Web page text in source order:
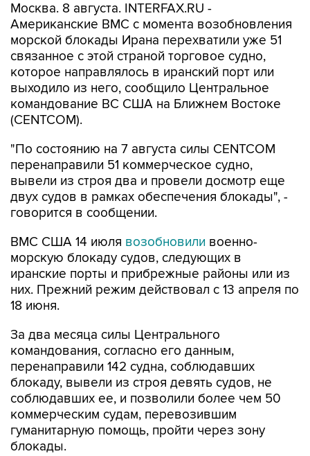
Москва. 8 августа. INTERFAX.RU -
Американские ВМС с момента возобновления
морской блокады Ирана перехватили уже 51
связанное с этой страной торговое судно,
которое направлялось в иранский порт или
выходило из него, сообщило Центральное
командование ВС США на Ближнем Востоке
(CENTCOM).
"По состоянию на 7 августа силы CENTCOM
перенаправили 51 коммерческое судно,
вывели из строя два и провели досмотр еще
двух судов в рамках обеспечения блокады", -
говорится в сообщении.
ВМС США 14 июля возобновили военно-
морскую блокаду судов, следующих в
иранские порты и прибрежные районы или из
них. Прежний режим действовал с 13 апреля по
18 июня.
За два месяца силы Центрального
командования, согласно его данным,
перенаправили 142 судна, соблюдавших
блокаду, вывели из строя девять судов, не
соблюдавших ее, и позволили более чем 50
коммерческим судам, перевозившим
гуманитарную помощь, пройти через зону
блокады.